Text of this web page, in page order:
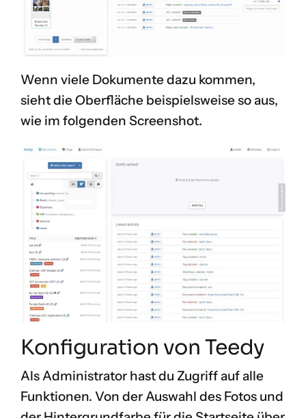
Wenn viele Dokumente dazu kommen,
sieht die Oberfläche beispielsweise so aus,
wie im folgenden Screenshot.
Konfiguration von Teedy
Als Administrator hast du Zugriff auf alle
Funktionen. Von der Auswahl des Fotos und